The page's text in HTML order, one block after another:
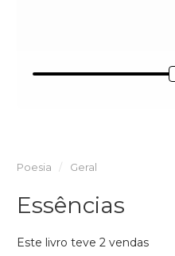
Poesia Geral
Essências
Este livro teve 2 vendas